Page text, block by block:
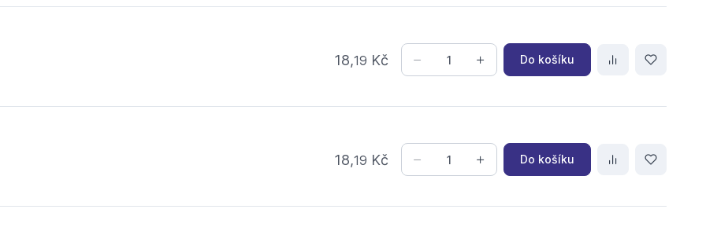
18,19 Kč Do košíku
18,19 Kč Do košíku